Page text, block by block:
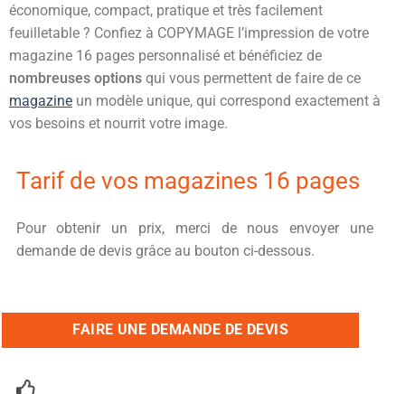
économique, compact, pratique et très facilement
feuilletable ? Confiez à COPYMAGE l’impression de votre
magazine 16 pages personnalisé et bénéficiez de
nombreuses options qui vous permettent de faire de ce
magazine un modèle unique, qui correspond exactement à
vos besoins et nourrit votre image.
Tarif de vos magazines 16 pages
Pour obtenir un prix, merci de nous envoyer une
demande de devis grâce au bouton ci-dessous.
FAIRE UNE DEMANDE DE DEVIS